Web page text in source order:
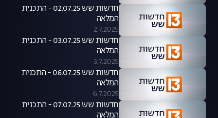
חדשות שש 02.07.25 - התכנית
המלאה
2.7.2025
חדשות שש 03.07.25 - התכנית
המלאה
3.7.2025
חדשות שש 06.07.25 - התכנית
המלאה
6.7.2025
חדשות שש 07.07.25 - התכנית
המלאה